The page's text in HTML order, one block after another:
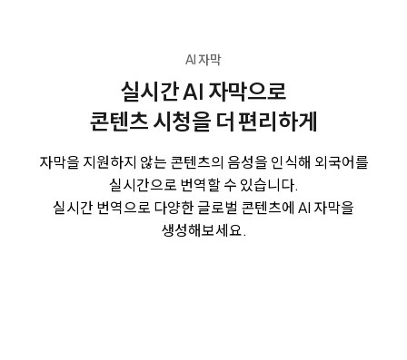
AI 자막
실시간 AI 자막으로
콘텐츠 시청을 더 편리하게
자막을 지원하지 않는 콘텐츠의 음성을 인식해 외국어를
실시간으로 번역할 수 있습니다.
실시간 번역으로 다양한 글로벌 콘텐츠에 AI 자막을
생성해보세요.